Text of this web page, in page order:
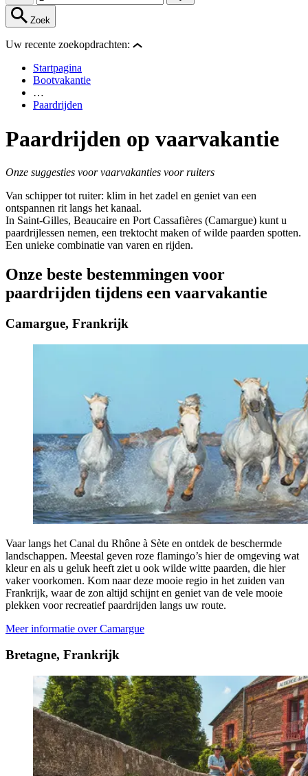
Zoek
Uw recente zoekopdrachten:
Startpagina
Bootvakantie
…
Paardrijden
Paardrijden op vaarvakantie
Onze suggesties voor vaarvakanties voor ruiters
Van schipper tot ruiter: klim in het zadel en geniet van een
ontspannen rit langs het kanaal.
In Saint-Gilles, Beaucaire en Port Cassafières (Camargue) kunt u
paardrijlessen nemen, een trektocht maken of wilde paarden spotten.
Een unieke combinatie van varen en rijden.
Onze beste bestemmingen voor
paardrijden tijdens een vaarvakantie
Camargue, Frankrijk
Vaar langs het Canal du Rhône à Sète en ontdek de beschermde
landschappen. Meestal geven roze flamingo’s hier de omgeving wat
kleur en als u geluk heeft ziet u ook wilde witte paarden, die hier
vaker voorkomen. Kom naar deze mooie regio in het zuiden van
Frankrijk, waar de zon altijd schijnt en geniet van de vele mooie
plekken voor recreatief paardrijden langs uw route.
Meer informatie over Camargue
Bretagne, Frankrijk